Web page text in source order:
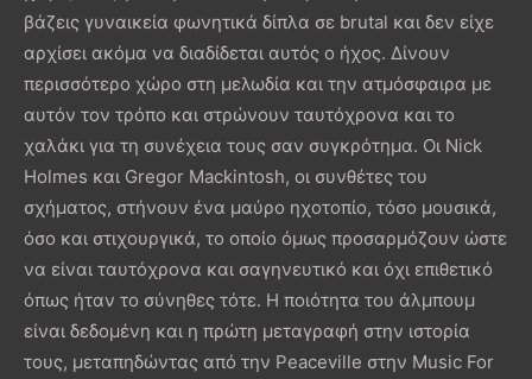
βάζεις γυναικεία φωνητικά δίπλα σε brutal και δεν είχε
αρχίσει ακόμα να διαδίδεται αυτός ο ήχος. Δίνουν
περισσότερο χώρο στη μελωδία και την ατμόσφαιρα με
αυτόν τον τρόπο και στρώνουν ταυτόχρονα και το
χαλάκι για τη συνέχεια τους σαν συγκρότημα. Οι Nick
Holmes και Gregor Mackintosh, οι συνθέτες του
σχήματος, στήνουν ένα μαύρο ηχοτοπίο, τόσο μουσικά,
όσο και στιχουργικά, το οποίο όμως προσαρμόζουν ώστε
να είναι ταυτόχρονα και σαγηνευτικό και όχι επιθετικό
όπως ήταν το σύνηθες τότε. Η ποιότητα του άλμπουμ
είναι δεδομένη και η πρώτη μεταγραφή στην ιστορία
τους, μεταπηδώντας από την Peaceville στην Music For